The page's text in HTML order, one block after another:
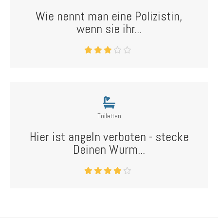
Wie nennt man eine Polizistin,
wenn sie ihr...
Toiletten
Hier ist angeln verboten - stecke
Deinen Wurm...